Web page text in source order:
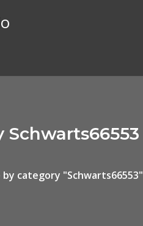
Schwarts66553
by category "Schwarts66553"